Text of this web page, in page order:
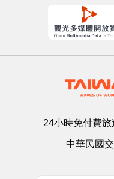
24小時免付費旅
中華民國